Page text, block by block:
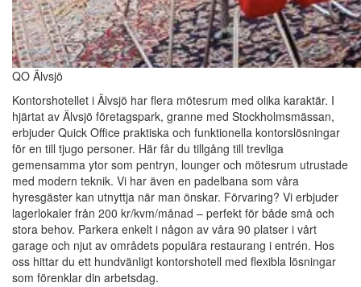
QO Älvsjö
Kontorshotellet i Älvsjö har flera mötesrum med olika karaktär. I
hjärtat av Älvsjö företagspark, granne med Stockholmsmässan,
erbjuder Quick Office praktiska och funktionella kontorslösningar
för en till tjugo personer. Här får du tillgång till trevliga
gemensamma ytor som pentryn, lounger och mötesrum utrustade
med modern teknik. Vi har även en padelbana som våra
hyresgäster kan utnyttja när man önskar. Förvaring? Vi erbjuder
lagerlokaler från 200 kr/kvm/månad – perfekt för både små och
stora behov. Parkera enkelt i någon av våra 90 platser i vårt
garage och njut av områdets populära restaurang i entrén. Hos
oss hittar du ett hundvänligt kontorshotell med flexibla lösningar
som förenklar din arbetsdag.